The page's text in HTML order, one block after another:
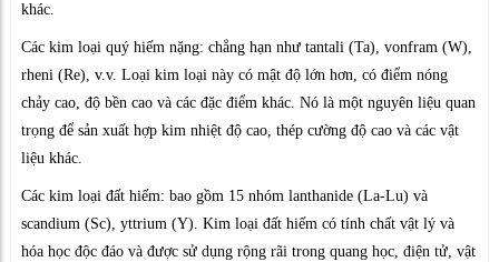
khác.
Các kim loại quý hiếm nặng: chẳng hạn như tantali (Ta), vonfram (W),
rheni (Re), v.v. Loại kim loại này có mật độ lớn hơn, có điểm nóng
chảy cao, độ bền cao và các đặc điểm khác. Nó là một nguyên liệu quan
trọng để sản xuất hợp kim nhiệt độ cao, thép cường độ cao và các vật
liệu khác.
Các kim loại đất hiếm: bao gồm 15 nhóm lanthanide (La-Lu) và
scandium (Sc), yttrium (Y). Kim loại đất hiếm có tính chất vật lý và
hóa học độc đáo và được sử dụng rộng rãi trong quang học, điện tử, vật